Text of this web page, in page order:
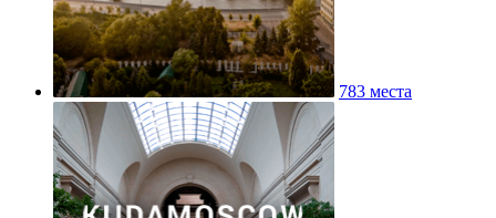
783 места